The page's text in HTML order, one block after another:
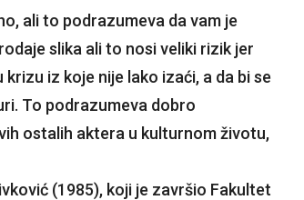
ali to podrazumeva da vam je
slika ali to nosi veliki rizik jer
iz koje nije lako izaći, a da bi se
To podrazumeva dobro
ostalih aktera u kulturnom životu,
(1985), koji je završio Fakultet